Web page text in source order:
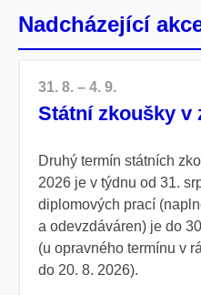
Nadcházející
31. 8. – 4. 9.
Státní zkoušky v
Druhý termín státních
2026 je v týdnu od 31.
diplomových prací
a odevzdáváren) je do
(u opravného termínu v
do 20. 8. 2026).